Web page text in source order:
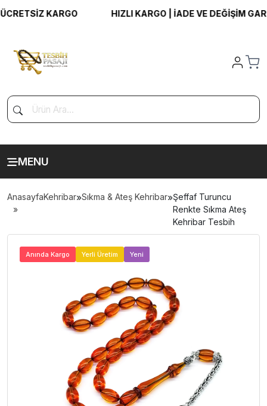
KARGO HIZLI KARGO | İADE VE DEĞİŞİM
MENU
AnasayfaKehribar»Sıkma & Ateş Kehribar»Şeffaf Turuncu
Renkte Sıkma Ateş
Kehribar Tesbih
Anında Kargo Yerli Üretim Yeni